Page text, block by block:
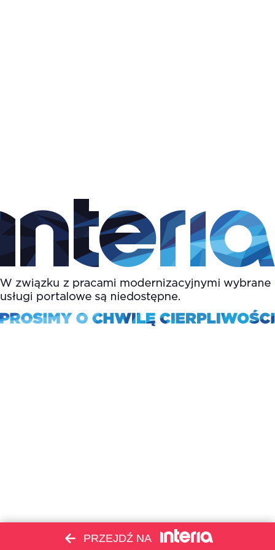
PRZEJDŹ NA